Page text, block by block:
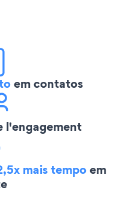
em contatos
l'engagement
mais tempoem